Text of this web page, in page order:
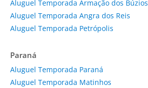
Aluguel Temporada Armação dos Búzios
Aluguel Temporada Angra dos Reis
Aluguel Temporada Petrópolis
Paraná
Aluguel Temporada Paraná
Aluguel Temporada Matinhos